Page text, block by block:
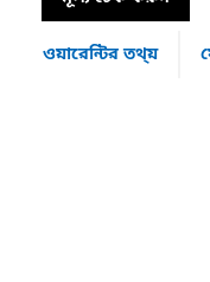
ওয়ারেন্টির তথ্য়